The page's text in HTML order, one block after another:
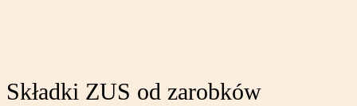
Składki ZUS od zarobków